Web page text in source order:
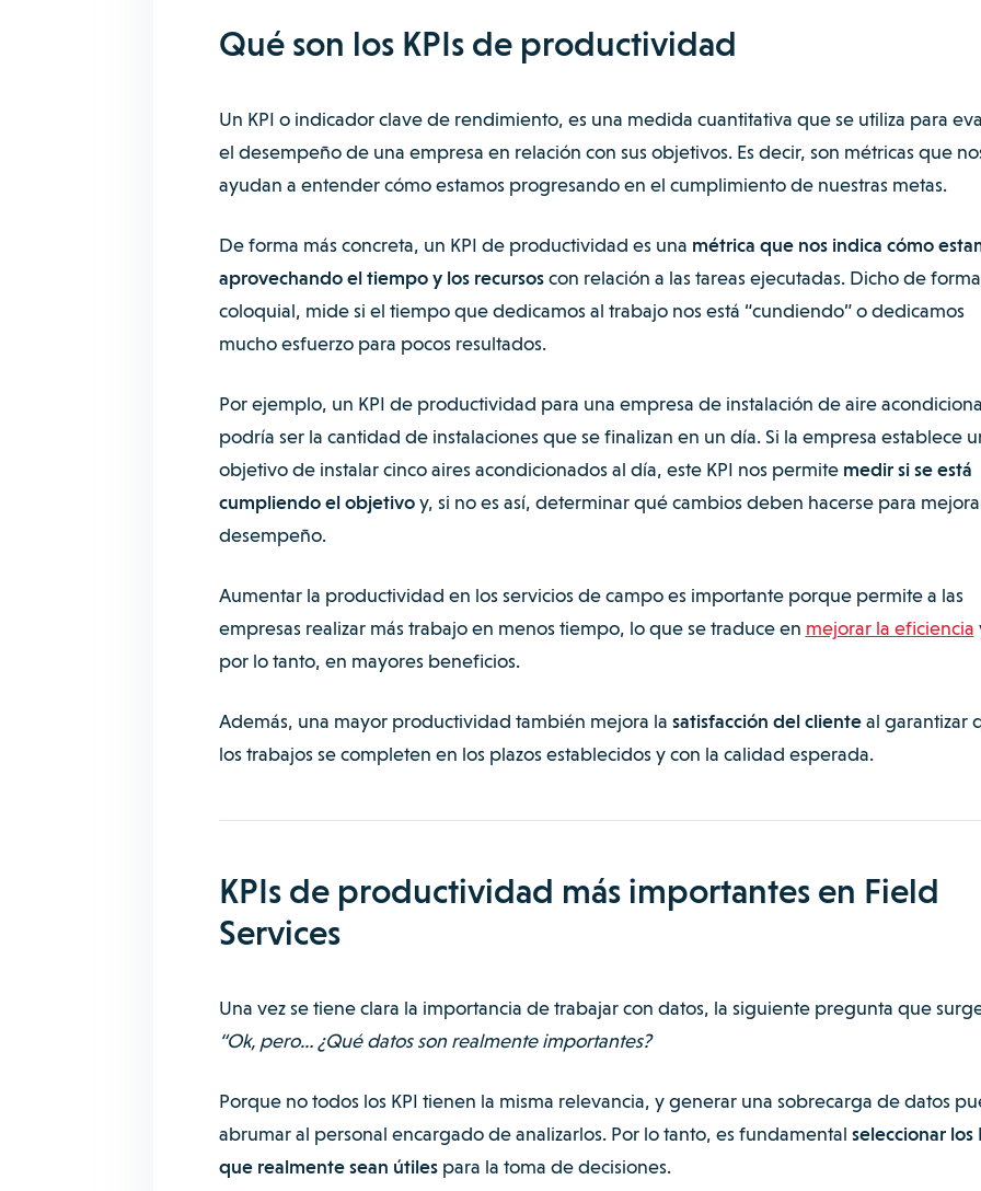
Qué son los KPIs de productividad
Un KPI o indicador clave de rendimiento, es una medida cuantitativa que se utiliza para
el desempeño de una empresa en relación con sus objetivos. Es decir, son métricas que
ayudan a entender cómo estamos progresando en el cumplimiento de nuestras metas.
De forma más concreta, un KPI de productividad es una métrica que nos indica cómo
aprovechando el tiempo y los recursoscon relación a las tareas ejecutadas. Dicho de
coloquial, mide si el tiempo que dedicamos al trabajo nos está “cundiendo” o dedicamos
mucho esfuerzo para pocos resultados.
Por ejemplo, un KPI de productividad para una empresa de instalación de aire
podría ser la cantidad de instalaciones que se finalizan en un día. Si la empresa establece
objetivo de instalar cinco aires acondicionados al día, este KPI nos permitemedir si se está
cumpliendo el objetivoy, si no es así, determinar qué cambios deben hacerse para
desempeño.
Aumentar la productividad en los servicios de campo es importante porque permite a las
empresas realizar más trabajo en menos tiempo, lo que se traduce en mejorar la eficiencia
por lo tanto, en mayores beneficios.
Además, una mayor productividad también mejora la satisfacción del clienteal garantizar
los trabajos se completen en los plazos establecidos y con la calidad esperada.
KPIs de productividad más importantes en Field
Services
Una vez se tiene clara la importancia de trabajar con datos, la siguiente pregunta que
“Ok, pero… ¿Qué datos son realmente importantes?
Porque no todos los KPI tienen la misma relevancia, y generar una sobrecarga de datos
abrumar al personal encargado de analizarlos. Por lo tanto, es fundamental seleccionar los
que realmente sean útilespara la toma de decisiones.